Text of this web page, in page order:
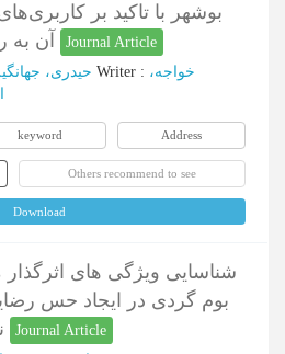
بوشهر با تاکید بر
Journal Article
حیدری، Writer : خواجه،
keyword Address
Others recommend to see
Download
شناسایی ویژگی های اثرگذار
بوم گردی در ایجاد حس
Journal Article